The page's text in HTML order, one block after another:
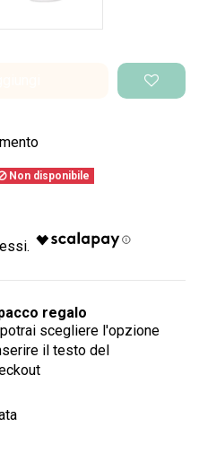
Non disponibile
regalo
scegliere l'opzione
il testo del